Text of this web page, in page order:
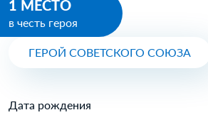
1 МЕСТО
в честь героя
ГЕРОЙ СОВЕТСКОГО СОЮЗА
Дата рождения